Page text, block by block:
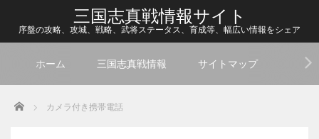
三国志真戦情報サイト
序盤の攻略、攻城、戦略、武将ステータス、育成等、幅広い情報をシェア
ホーム 三国志真戦情報 サイトマップ
Home カメラ付き携帯電話